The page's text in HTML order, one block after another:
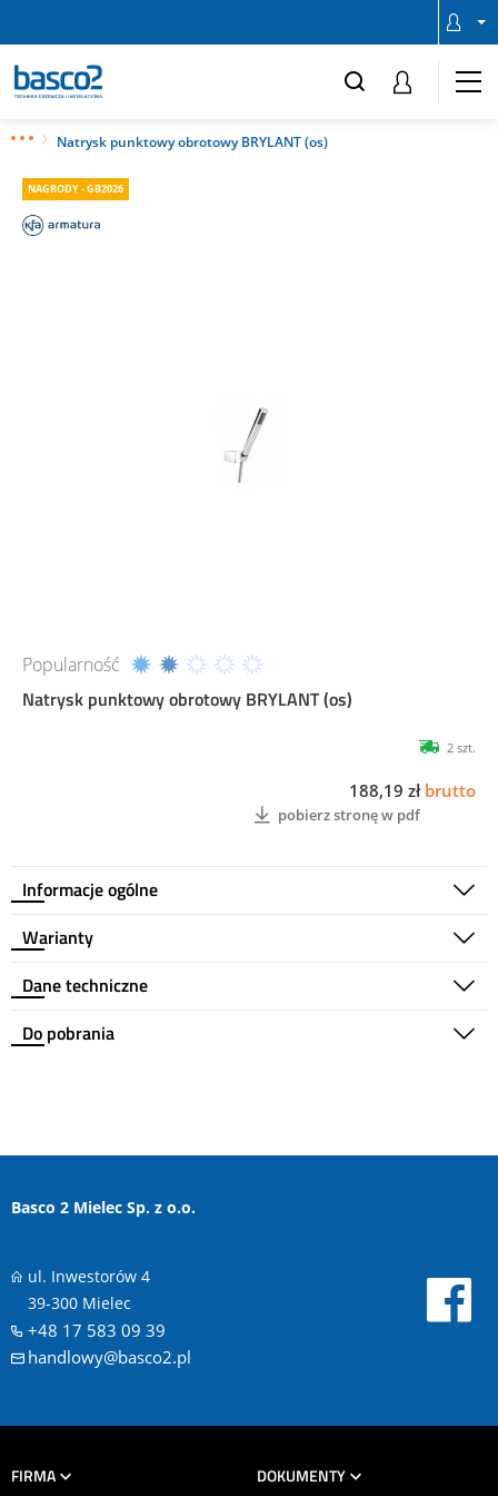
Natrysk punktowy obrotowy BRYLANT (os)
Popularność
NAGRODY - GB2026
Natrysk punktowy obrotowy BRYLANT (os)
Informacje ogólne
2 szt.
188,19 zł brutto
pobierz stronę w pdf
Warianty
Dane techniczne
Do pobrania
Basco 2 Mielec Sp. z o.o.
ul. Inwestorów 4
39-300 Mielec
+48 17 583 09 39
handlowy@basco2.pl
FIRMA DOKUMENTY